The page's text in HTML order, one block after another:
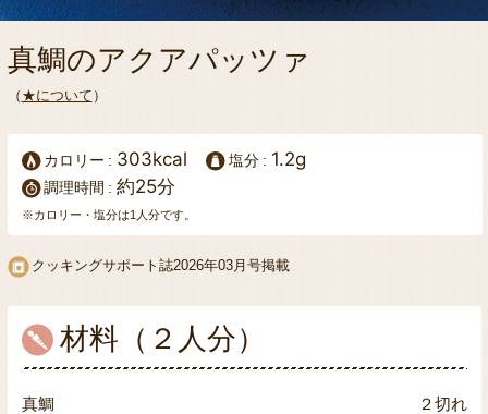
真鯛のアクアパッツァ
（ ★について ）
カロリー 303kcal 塩分 1.2g
調理時間 約25分
※カロリー・塩分は1人分です。
クッキングサポート誌2026年03月号掲載
材料（２人分）
真鯛 ２切れ